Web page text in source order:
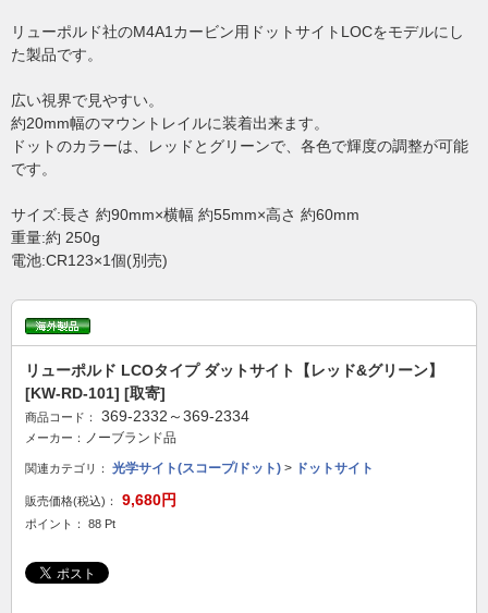
リューポルド社のM4A1カービン用ドットサイトLOCをモデルにし
た製品です。
広い視界で見やすい。
約20mm幅のマウントレイルに装着出来ます。
ドットのカラーは、レッドとグリーンで、各色で輝度の調整が可能
です。
サイズ:長さ 約90mm×横幅 約55mm×高さ 約60mm
重量:約 250g
電池:CR123×1個(別売)
リューポルド LCOタイプ ダットサイト【レッド&グリーン】
[KW-RD-101] [取寄]
商品コード： 369-2332～369-2334
メーカー： ノーブランド品
関連カテゴリ： 光学サイト(スコープ/ドット) > ドットサイト
販売価格(税込)： 9,680円
ポイント： 88 Pt